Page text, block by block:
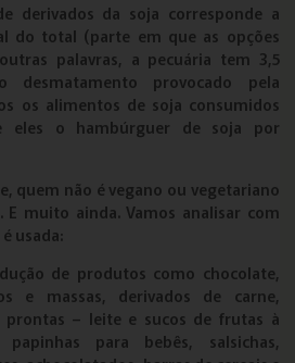
derivados da soja corresponde a
do total (parte em que as opções
palavras, a pecuária tem 3,5
desmatamento provocado pela
os alimentos de soja consumidos
eles o hambúrguer de soja por
quem não é vegano ou vegetariano
E muito ainda. Vamos analisar com
usada:
de produtos como chocolate,
e massas, derivados de carne,
prontas – leite e sucos de frutas à
para bebês, salsichas,